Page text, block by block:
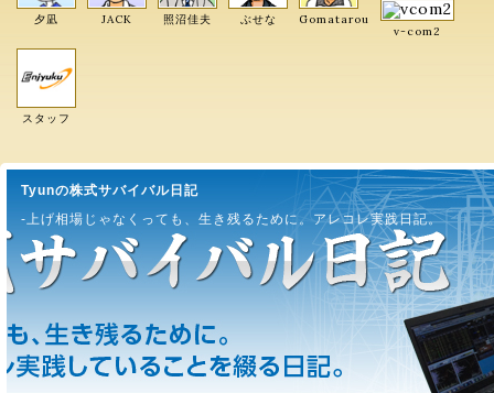
夕凪 JACK 照沼佳夫 ぶせな Gomatarou
v-com2
スタッフ
Tyunの株式サバイバル日記
-上げ相場じゃなくっても、生き残るために。アレコレ実践日記。